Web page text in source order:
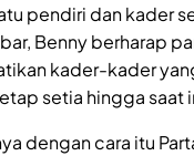
pendiri dan kader
Benny berharap
kader-kader
setia hingga saat
dengan cara itu